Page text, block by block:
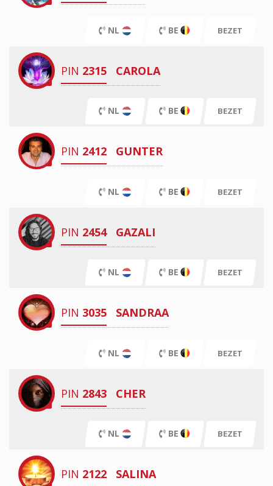
NL BE BEZET
PIN 2315 CAROLA
NL BE BEZET
PIN 2412 GUNTER
NL BE BEZET
PIN 2454 GAZALI
NL BE BEZET
PIN 3035 SANDRAA
NL BE BEZET
PIN 2843 CHER
NL BE BEZET
PIN 2122 SALINA